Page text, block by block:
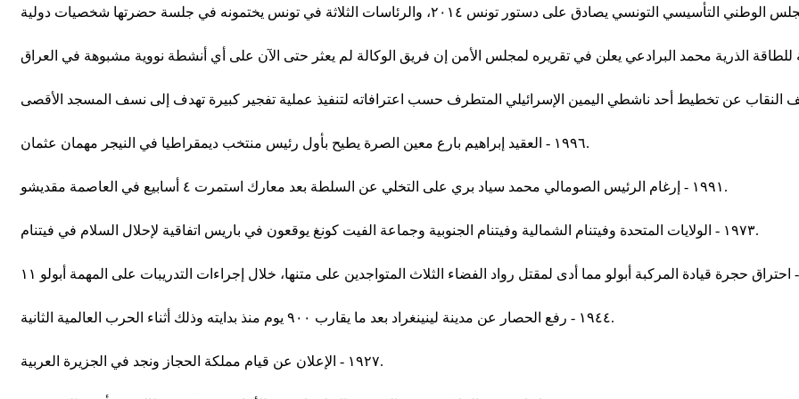
١٩٩٦ - العقيد إبراهيم بارع معين الصرة يطيح بأول رئيس منتخب ديمقراطيا في النيجر مهمان عثمان.
١٩٩١ - إرغام الرئيس الصومالي محمد سياد بري على التخلي عن السلطة بعد معارك استمرت ٤ أسابيع في العاصمة مقديشو.
١٩٧٣ - الولايات المتحدة وفيتنام الشمالية وفيتنام الجنوبية وجماعة الفيت كونغ يوقعون في باريس اتفاقية لإحلال السلام في فيتنام.
١٩٤٤ - رفع الحصار عن مدينة لينينغراد بعد ما يقارب ٩٠٠ يوم منذ بدايته وذلك أثناء الحرب العالمية الثانية.
١٩٢٧ - الإعلان عن قيام مملكة الحجاز ونجد في الجزيرة العربية.